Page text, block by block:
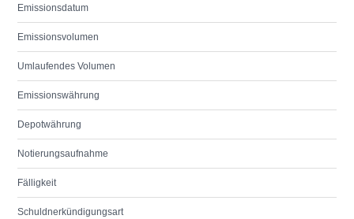
Emissionsdatum
Emissionsvolumen
Umlaufendes Volumen
Emissionswährung
Depotwährung
Notierungsaufnahme
Fälligkeit
Schuldnerkündigungsart